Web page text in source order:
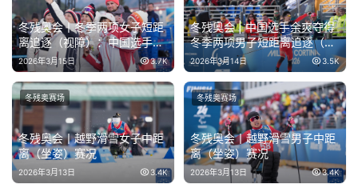
冬残奥会丨冬季两项女子短距
离追逐（视障）：中国选手王
跃获亚军
2026年3月15日 3.7K
冬残奥会 | 中国选手余爽夺得
冬季两项男子短距离追逐（视
障）冠军
2026年3月14日 3.5K
冬残奥会丨越野滑雪女子中距
离（坐姿）赛况
2026年3月13日 3.4K
冬残奥赛场
冬残奥会丨越野滑雪男子中距
离（坐姿）赛况
2026年3月13日 3.4K
冬残奥赛场